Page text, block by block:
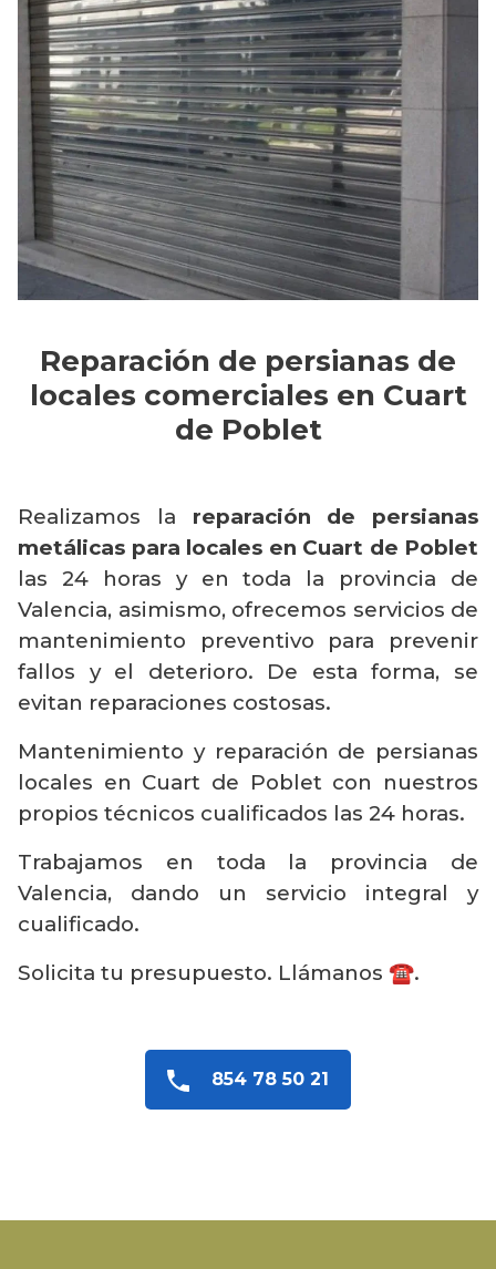
Reparación de persianas de
locales comerciales en Cuart
de Poblet
Realizamos la reparación de persianas
metálicas para locales en Cuart de Poblet
las 24 horas y en toda la provincia de
Valencia, asimismo, ofrecemos servicios de
mantenimiento preventivo para prevenir
fallos y el deterioro. De esta forma, se
evitan reparaciones costosas.
Mantenimiento y reparación de persianas
locales en Cuart de Poblet con nuestros
propios técnicos cualificados las 24 horas.
Trabajamos en toda la provincia de
Valencia, dando un servicio integral y
cualificado.
Solicita tu presupuesto. Llámanos ☎️.
854 78 50 21